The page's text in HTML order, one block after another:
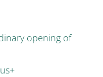
opening of